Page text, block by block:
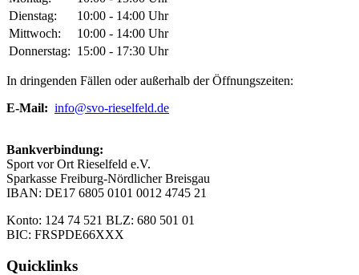
Dienstag:
10:00 - 14:00 Uhr
Mittwoch:
10:00 - 14:00 Uhr
Donnerstag: 15:00 - 17:30 Uhr
In dringenden Fällen oder außerhalb der Öffnungszeiten:
E-Mail: info@svo-rieselfeld.de
Bankverbindung:
Sport vor Ort Rieselfeld e.V.
Sparkasse Freiburg-Nördlicher Breisgau
IBAN: DE17 6805 0101 0012 4745 21
Konto: 124 74 521 BLZ: 680 501 01
BIC: FRSPDE66XXX
Quicklinks